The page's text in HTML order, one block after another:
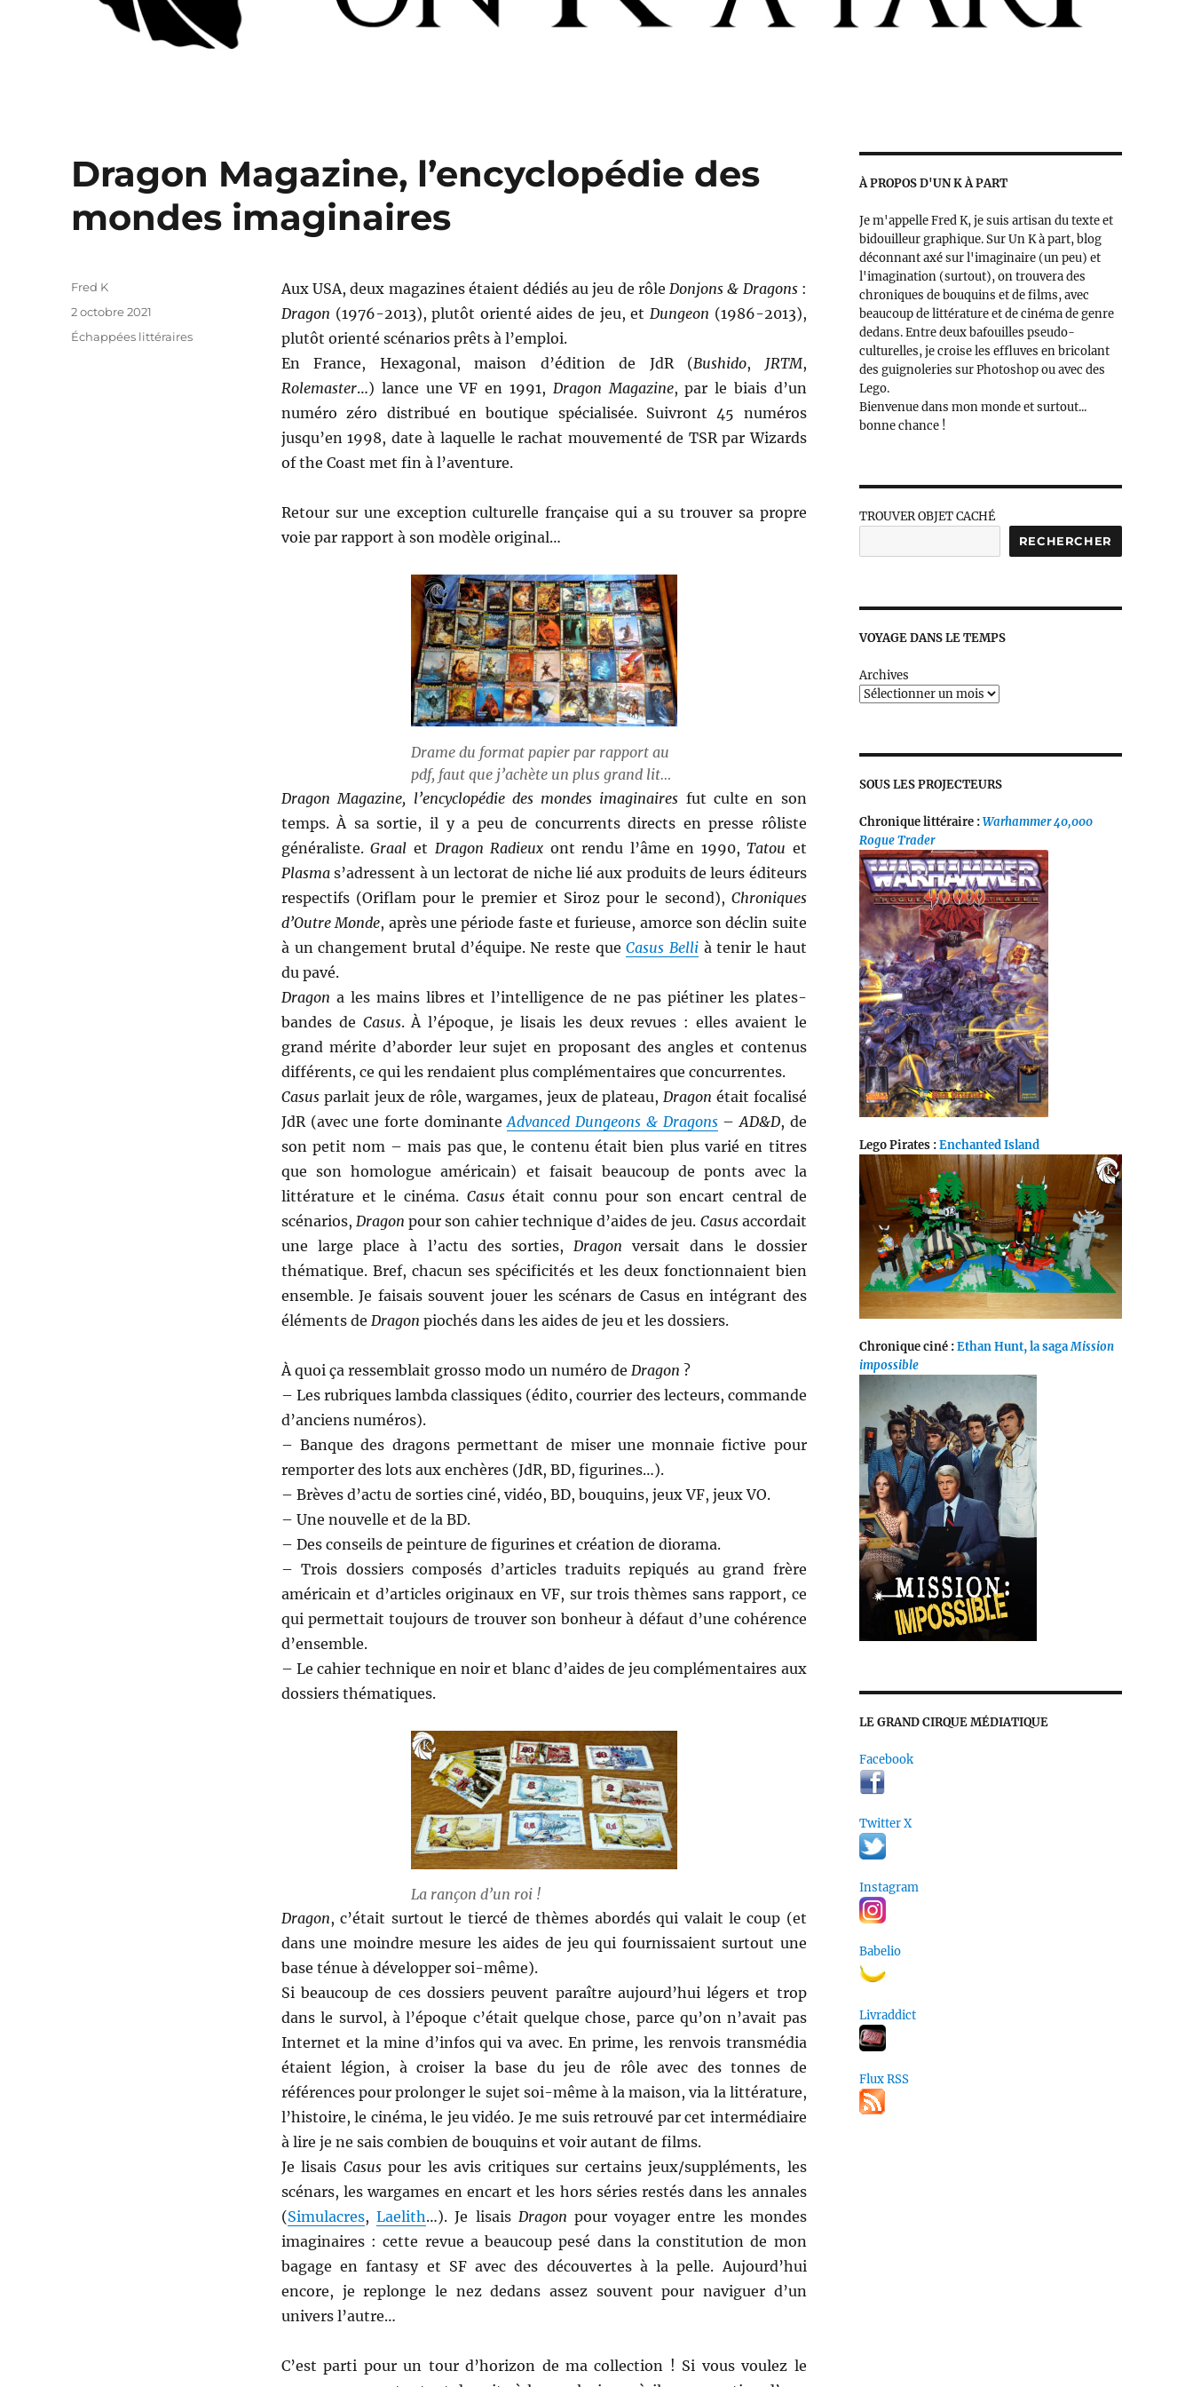
Dragon Magazine, l’encyclopédie des
mondes imaginaires
Aux USA, deux magazines étaient dédiés au jeu de rôleDonjons & Dragons:
Dragon (1976-2013), plutôt orienté aides de jeu, etDungeon (1986-2013),
plutôt orienté scénarios prêts à l’emploi.
En France, Hexagonal, maison d’édition de JdR (Bushido, JRTM,
Rolemaster…) lance une VF en 1991, Dragon Magazine, par le biais d’un
numéro zéro distribué en boutique spécialisée. Suivront 45 numéros
jusqu’en 1998, date à laquelle le rachat mouvementé de TSR par Wizards
of the Coast met fin à l’aventure.
Retour sur une exception culturelle française qui a su trouver sa propre
voie par rapport à son modèle original…
Drame du format papier par rapport au
pdf, faut que j’achète un plus grand lit…
Dragon Magazine, l’encyclopédie des mondes imaginaires fut culte en son
temps. À sa sortie, il y a peu de concurrents directs en presse rôliste
généraliste.Graal et Dragon Radieux ont rendu l’âme en 1990,Tatou et
Plasmas’adressent à un lectorat de niche lié aux produits de leurs éditeurs
respectifs (Oriflam pour le premier et Siroz pour le second), Chroniques
d’Outre Monde, après une période faste et furieuse, amorce son déclin suite
à un changement brutal d’équipe. Ne reste queCasus Belli à tenir le haut
du pavé.
Dragon a les mains libres et l’intelligence de ne pas piétiner les plates-
bandes de Casus. À l’époque, je lisais les deux revues : elles avaient le
grand mérite d’aborder leur sujet en proposant des angles et contenus
différents, ce qui les rendaient plus complémentaires que concurrentes.
Casusparlait jeux de rôle, wargames, jeux de plateau, Dragon était focalisé
JdR (avec une forte dominanteAdvanced Dungeons & Dragons–AD&D, de
son petit nom – mais pas que, le contenu était bien plus varié en titres
que son homologue américain) et faisait beaucoup de ponts avec la
littérature et le cinéma. Casusétait connu pour son encart central de
scénarios, Dragon pour son cahier technique d’aides de jeu. Casusaccordait
une large place à l’actu des sorties, Dragon versait dans le dossier
thématique. Bref, chacun ses spécificités et les deux fonctionnaient bien
ensemble. Je faisais souvent jouer les scénars de Casus en intégrant des
éléments de Dragon piochés dans les aides de jeu et les dossiers.
À quoi ça ressemblait grosso modo un numéro de Dragon ?
– Les rubriques lambda classiques (édito, courrier des lecteurs, commande
d’anciens numéros).
– Banque des dragons permettant de miser une monnaie fictive pour
remporter des lots aux enchères (JdR, BD, figurines…).
– Brèves d’actu de sorties ciné, vidéo, BD, bouquins, jeux VF, jeux VO.
– Une nouvelle et de la BD.
– Des conseils de peinture de figurines et création de diorama.
– Trois dossiers composés d’articles traduits repiqués au grand frère
américain et d’articles originaux en VF, sur trois thèmes sans rapport, ce
qui permettait toujours de trouver son bonheur à défaut d’une cohérence
d’ensemble.
– Le cahier technique en noir et blanc d’aides de jeu complémentaires aux
dossiers thématiques.
La rançon d’un roi !
Dragon, c’était surtout le tiercé de thèmes abordés qui valait le coup (et
dans une moindre mesure les aides de jeu qui fournissaient surtout une
base ténue à développer soi-même).
Si beaucoup de ces dossiers peuvent paraître aujourd’hui légers et trop
dans le survol, à l’époque c’était quelque chose, parce qu’on n’avait pas
Internet et la mine d’infos qui va avec. En prime, les renvois transmédia
étaient légion, à croiser la base du jeu de rôle avec des tonnes de
références pour prolonger le sujet soi-même à la maison, via la littérature,
l’histoire, le cinéma, le jeu vidéo. Je me suis retrouvé par cet intermédiaire
à lire je ne sais combien de bouquins et voir autant de films.
Je lisais Casuspour les avis critiques sur certains jeux/suppléments, les
scénars, les wargames en encart et les hors séries restés dans les annales
(Simulacres,Laelith…). Je lisais Dragon pour voyager entre les mondes
imaginaires : cette revue a beaucoup pesé dans la constitution de mon
bagage en fantasy et SF avec des découvertes à la pelle. Aujourd’hui
encore, je replonge le nez dedans assez souvent pour naviguer d’un
univers l’autre…
C’est parti pour un tour d’horizon de ma collection ! Si vous voulez le
Auteur
Fred K
Publié
le
2 octobre 2021
Catégories
Échappées littéraires
À PROPOS D'UN K À PART
Je m'appelle Fred K, je suis artisan du texte et
bidouilleur graphique. Sur Un K à part, blog
déconnant axé sur l'imaginaire (un peu) et
l'imagination (surtout), on trouvera des
chroniques de bouquins et de films, avec
beaucoup de littérature et de cinéma de genre
dedans. Entre deux bafouilles pseudo-
culturelles, je croise les effluves en bricolant
des guignoleries sur Photoshop ou avec des
Lego.
Bienvenue dans mon monde et surtout...
bonne chance !
TROUVER OBJET CACHÉ
RECHERCHER
VOYAGE DANS LE TEMPS
Archives
SOUS LES PROJECTEURS
Chronique littéraire :Warhammer 40,000
Rogue Trader
Lego Pirates :Enchanted Island
Chronique ciné :Ethan Hunt, la sagaMission
impossible
LE GRAND CIRQUE MÉDIATIQUE
Facebook
Twitter X
Instagram
Babelio
Livraddict
Flux RSS